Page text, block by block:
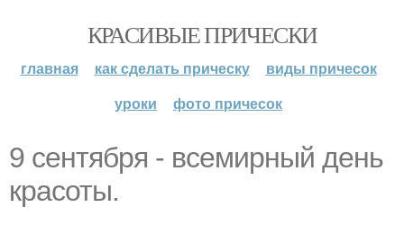
КРАСИВЫЕ ПРИЧЕСКИ
главная как сделать прическу
виды причесок
уроки
фото причесок
9 сентября - всемирный день
красоты.